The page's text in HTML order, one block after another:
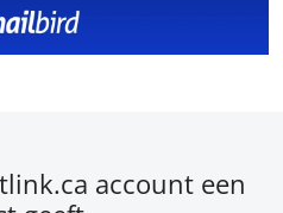
account een